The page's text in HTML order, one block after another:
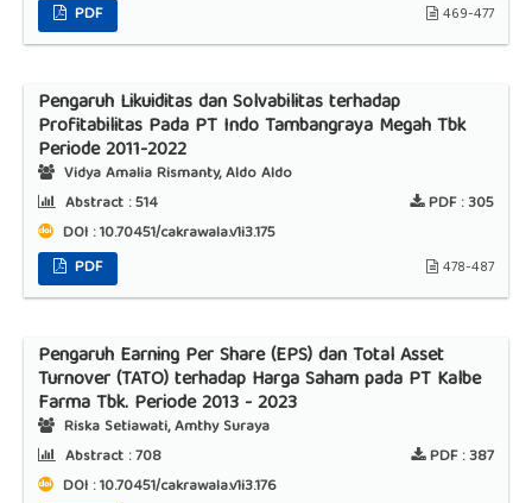
PDF
469-477
Pengaruh Likuiditas dan Solvabilitas terhadap
Profitabilitas Pada PT Indo Tambangraya Megah Tbk
Periode 2011-2022
Vidya Amalia Rismanty, Aldo Aldo
Abstract :514 PDF :305
DOI : 10.70451/cakrawala.v1i3.175
PDF
478-487
Pengaruh Earning Per Share (EPS) dan Total Asset
Turnover (TATO) terhadap Harga Saham pada PT Kalbe
Farma Tbk. Periode 2013 - 2023
Riska Setiawati, Amthy Suraya
Abstract :708 PDF :387
DOI : 10.70451/cakrawala.v1i3.176